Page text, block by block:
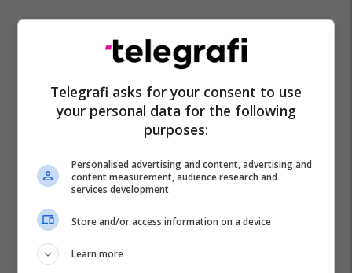
Telegrafi asks for your consent to use
your personal data for the following
purposes:
Personalised advertising and content, advertising and
content measurement, audience research and
services development
Store and/or access information on a device
Learn more